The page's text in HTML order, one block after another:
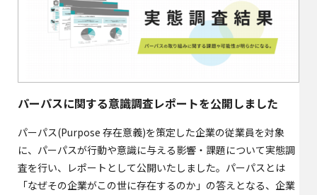
パーパスに関する意識調査レポートを公開しました
パーパス(Purpose 存在意義)を策定した企業の従業員を対象
に、パーパスが行動や意識に与える影響・課題について実態調
査を行い、レポートとして公開いたしました。パーパスとは
「なぜその企業がこの世に存在するのか」の答えとなる、企業